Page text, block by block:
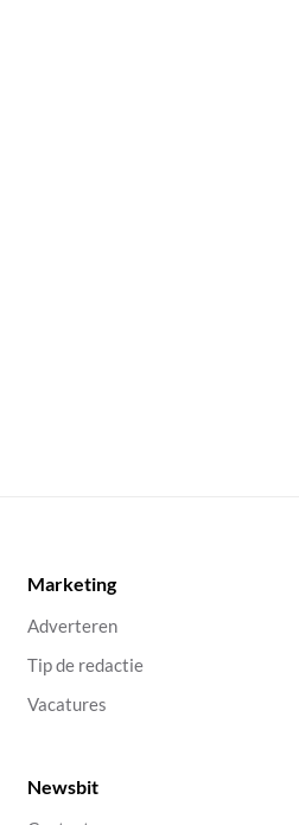
Marketing
Adverteren
Tip de redactie
Vacatures
Newsbit